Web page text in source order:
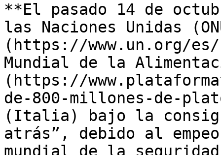
**El pasado 14 de
las Naciones Unidas
(https://www.un.org/
Mundial de la
(https://
de-800-millones-de-
(Italia) bajo la
atrás”, debido al
mundial de la